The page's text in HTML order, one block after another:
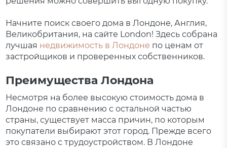
Начните поиск своего дома в Лондоне, Англия,
Великобритания, на сайте London! Здесь собрана
лучшая недвижимость в Лондоне по ценам от
застройщиков и проверенных собственников.
Преимущества Лондона
Несмотря на более высокую стоимость дома в
Лондоне по сравнению с остальной частью
страны, существует масса причин, по которым
покупатели выбирают этот город. Прежде всего
это связано с трудоустройством. В Лондоне